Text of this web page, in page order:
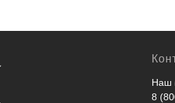
Наш
8